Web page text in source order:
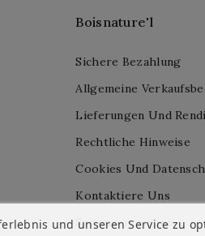
Boisnature'l
Sichere Bezahlung
Allgemeine
Lieferungen Und
Rechtliche Hinweise
Cookies Und
Kontaktiere Uns
Seitenverzeichnis
und unseren Service zu